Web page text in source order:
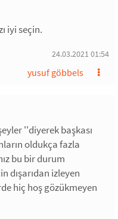
iyi seçin.
24.03.2021 01:54
yusuf göbbels
''diyerek başkası
oldukça fazla
bu bir durum
dışarıdan izleyen
hiç hoş gözükmeyen